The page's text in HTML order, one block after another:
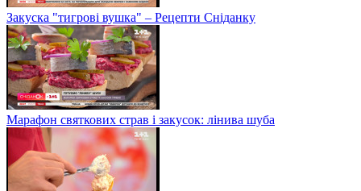
Закуска "тигрові вушка" – Рецепти Сніданку
Марафон святкових страв і закусок: лінива шуба